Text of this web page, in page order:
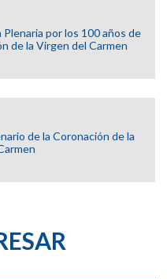
por los 100 años de
de la Virgen del Carmen
de la Coronación de la